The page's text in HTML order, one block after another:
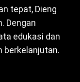
tepat, Dieng
Dengan
edukasi dan
berkelanjutan.